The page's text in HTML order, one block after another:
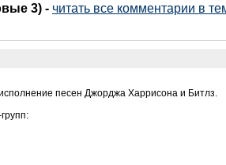
3) - читать все комментарии в
песен Джорджа Харрисона и Битлз.